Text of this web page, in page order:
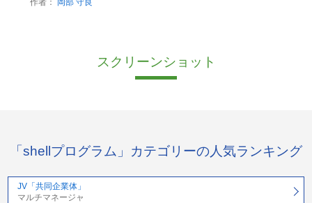
作者：
岡部 守良
スクリーンショット
「shellプログラム」カテゴリーの人気ランキング
JV「共同企業体」
マルチマネージャ